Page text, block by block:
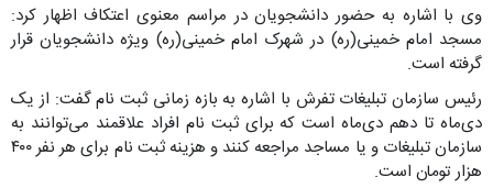
وی با اشاره به حضور دانشجویان در مراسم معنوی اعتکاف اظهار کرد:
مسجد امام خمینی(ره) در شهرک امام خمینی(ره) ویژه دانشجویان قرار
گرفته است.
رئیس سازمان تبلیغات تفرش با اشاره به بازه زمانی ثبت نام گفت: از یک
دی‌ماه تا دهم دی‌ماه است که برای ثبت نام افراد علاقمند می‌توانند به
سازمان تبلیغات و یا مساجد مراجعه کنند و هزینه ثبت نام برای هر نفر ۴۰۰
هزار تومان است.